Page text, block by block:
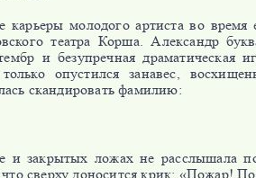
карьеры молодого артиста во время
театра Корша. Александр
и безупречная драматическая
опустился занавес,
скандировать фамилию:
и закрытых ложах не расслышала
сверху доносится крик: «Пожар!